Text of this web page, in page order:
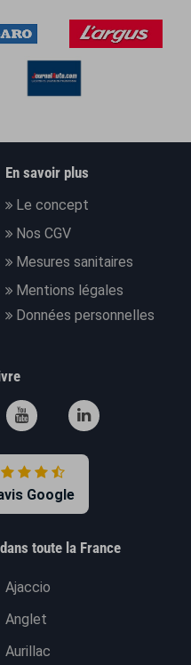
En savoir plus
Le concept
Nos CGV
Mesures sanitaires
Mentions légales
Données personnelles
Google
toute la France
Ajaccio
Anglet
Aurillac